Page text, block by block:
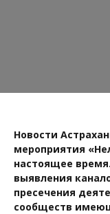
Новости
мероприятия
настоящее
выявления
пресечения
сообществ